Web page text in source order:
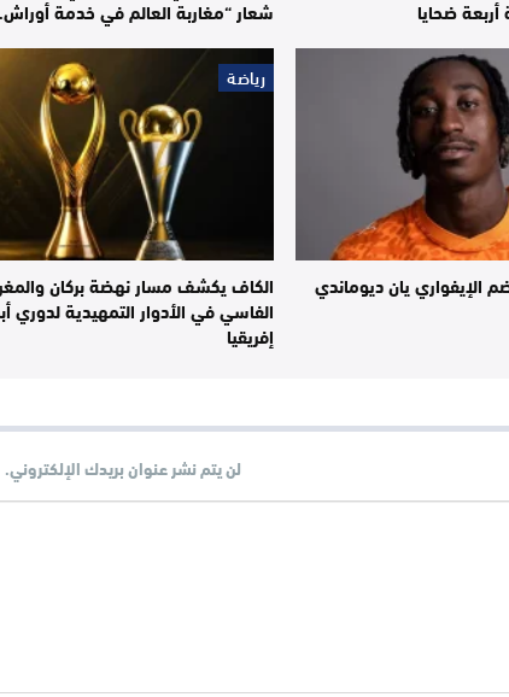
ضحايا شعار “مغاربة العالم في خدمة
الإيفواري يان ديوماندي
رياضة
الكاف يكشف مسار نهضة بركان
الفاسي في الأدوار التمهيدية لدوري
إفريقيا
لن يتم نشر عنوان بريدك الإلكتروني.